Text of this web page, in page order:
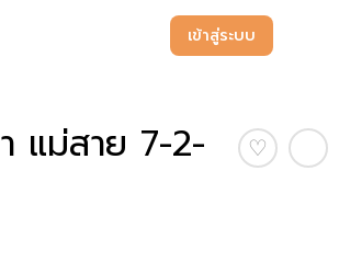
เข้าสู่ระบบ
แม่สาย 7-2- ♡